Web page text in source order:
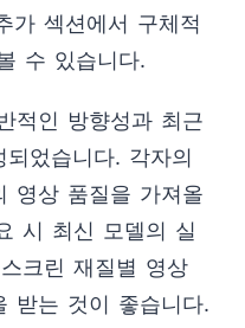
가 섹션에서 구체적
수 있습니다.
적인 방향성과 최근
었습니다. 각자의
영상 품질을 가져올
시 최신 모델의 실
크린 재질별 영상
받는 것이 좋습니다.